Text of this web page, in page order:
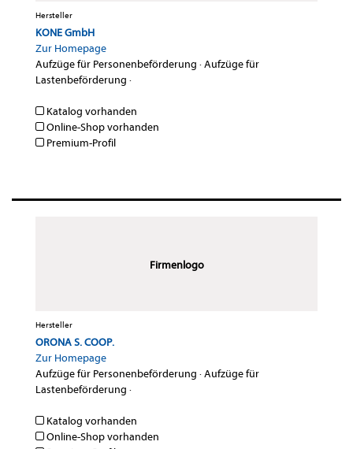
Hersteller
KONE GmbH
Zur Homepage
Aufzüge für Personenbeförderung ·Aufzüge für
Lastenbeförderung ·
Katalog vorhanden
Online-Shop vorhanden
Premium-Profil
Firmenlogo
Hersteller
ORONA S. COOP.
Zur Homepage
Aufzüge für Personenbeförderung ·Aufzüge für
Lastenbeförderung ·
Katalog vorhanden
Online-Shop vorhanden